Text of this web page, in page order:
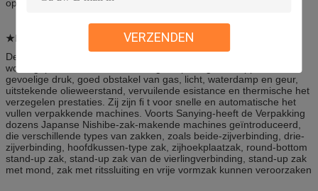
VERZENDEN
op zak (met spuiten of niet)
★Feature:
De gelamineerde die film en de zakken door Sanying Packaging
wordt geproduceerd hebben inte geraspte eigenschappen van
gevoelige druk, goed obstakel van gas, licht, waterdamp en geur,
uitstekende olieweerstand, vervuilende esistance en thermische het
verzegelen prestaties. Zij zijn ﬁ t voor snelle en automatische het
vullen verpakkende machines. Voorts Sanying-heeft de Verpakking
dozens Japanse Nishibe-zak-makende machines geïntroduceerd,
die verschillende types van zakken, zoals beide-zijverbinding, drie-
zijverbinding, hoofdkussen-type zak, zijhoekplaatzak, round-bottom
stand-up zak, stand-up zak van de vierlingverbinding, stand-up zak
met mond, zak met ritssluiting en vrije vormzak kunnen veroorzaken